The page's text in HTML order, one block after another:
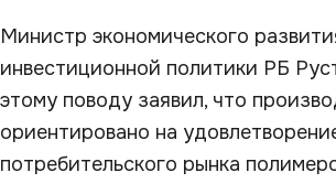
Министр экономического
инвестиционной политики РБ
этому поводу заявил, что
ориентировано на
потребительского рынка